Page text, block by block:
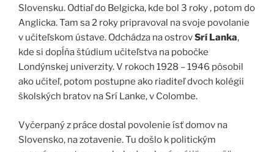
Slovensku. Odtiaľ do Belgicka, kde bol 3 roky , potom do
Anglicka. Tam sa 2 roky pripravoval na svoje povolanie
v učiteľskom ústave. Odchádza na ostrovSrí Lanka,
kde si dopĺňa štúdium učiteľstva na pobočke
Londýnskej univerzity. V rokoch 1928 – 1946 pôsobil
ako učiteľ, potom postupne ako riaditeľ dvoch kolégii
školských bratov na Srí Lanke, v Colombe.
Vyčerpaný z práce dostal povolenie ísť domov na
Slovensko, na zotavenie. Tu došlo k politickým